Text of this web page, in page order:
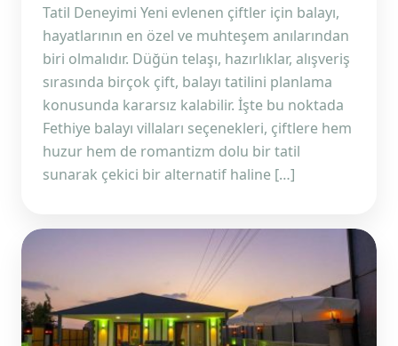
Tatil Deneyimi Yeni evlenen çiftler için balayı,
hayatlarının en özel ve muhteşem anılarından
biri olmalıdır. Düğün telaşı, hazırlıklar, alışveriş
sırasında birçok çift, balayı tatilini planlama
konusunda kararsız kalabilir. İşte bu noktada
Fethiye balayı villaları seçenekleri, çiftlere hem
huzur hem de romantizm dolu bir tatil
sunarak çekici bir alternatif haline […]